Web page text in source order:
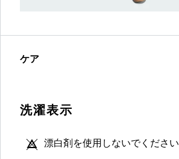
ケア
洗濯表示
漂白剤を使用しないでください